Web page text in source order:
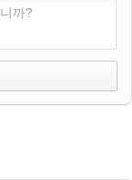
까?